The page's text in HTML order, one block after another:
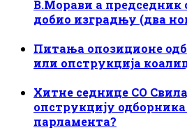
В.Морави а
добио изградњу (два
Питања опозиционе
или опструкција
Хитне седнице СО
опструкцију
парламента?